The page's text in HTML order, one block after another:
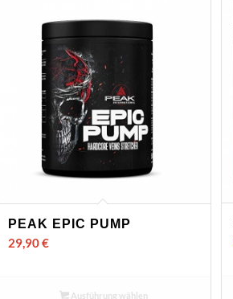
PEAK EPIC PUMP
29,90€
Ausführung wählen